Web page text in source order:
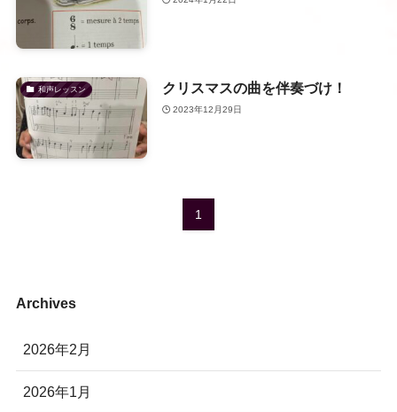
和声レッスン クリスマスの曲を伴奏づけ！
2023年12月29日
1
Archives
2026年2月
2026年1月